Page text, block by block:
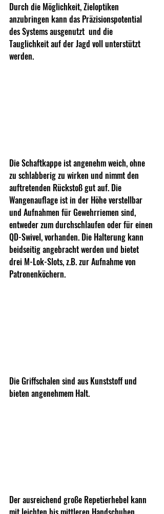
Durch die Möglichkeit, Zieloptiken
anzubringen kann das Präzisionspotential
des Systems ausgenutzt  und die
Tauglichkeit auf der Jagd voll unterstützt
werden.
Die Schaftkappe ist angenehm weich, ohne
zu schlabberig zu wirken und nimmt den
auftretenden Rückstoß gut auf. Die
Wangenauflage ist in der Höhe verstellbar
und Aufnahmen für Gewehrriemen sind,
entweder zum durchschlaufen oder für einen
QD-Swivel, vorhanden. Die Halterung kann
beidseitig angebracht werden und bietet
drei M-Lok-Slots, z.B. zur Aufnahme von
Patronenköchern.
Die Griffschalen sind aus Kunststoff und
bieten angenehmem Halt.
Der ausreichend große Repetierhebel kann